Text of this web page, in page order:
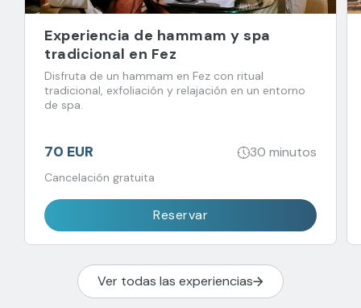
Experiencia de hammam y spa
tradicional en Fez
Disfruta de un hammam en Fez con ritual
tradicional, exfoliación y relajación en un entorno
de spa.
70 EUR 30 minutos
Cancelación gratuita
Reservar
Ver todas las experiencias